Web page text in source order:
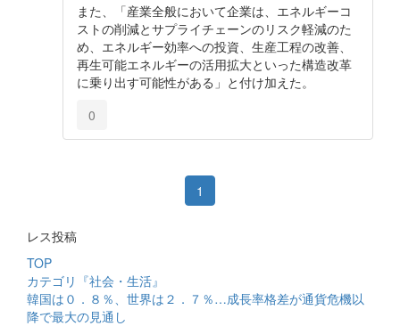
また、「産業全般において企業は、エネルギーコ
ストの削減とサプライチェーンのリスク軽減のた
め、エネルギー効率への投資、生産工程の改善、
再生可能エネルギーの活用拡大といった構造改革
に乗り出す可能性がある」と付け加えた。
0
1
レス投稿
TOP
カテゴリ『社会・生活』
韓国は０．８％、世界は２．７％…成長率格差が通貨危機以
降で最大の見通し